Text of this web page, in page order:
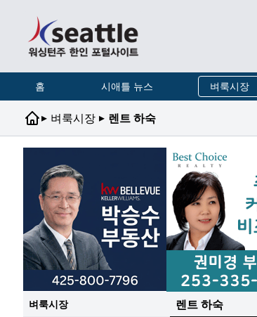
홈 시애틀 뉴스 벼룩시장
▸ 벼룩시장 ▸ 렌트 하숙
벼룩시장
렌트 하숙